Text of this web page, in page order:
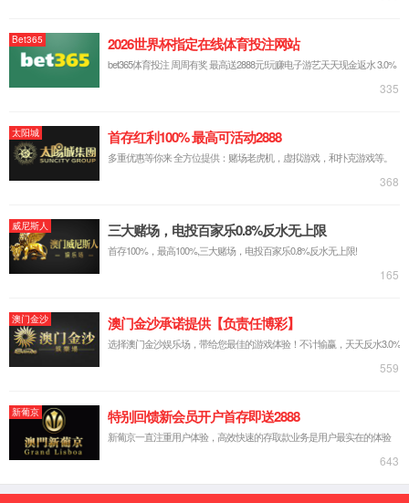
防脱系列
护肤系列
洗护系列
消字号系列
美白系列
搜索